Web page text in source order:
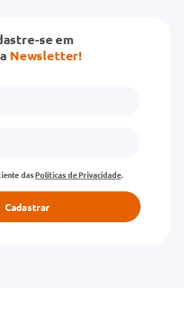
se em
Newsletter!
dasPolíticas de Privacidade.
Cadastrar